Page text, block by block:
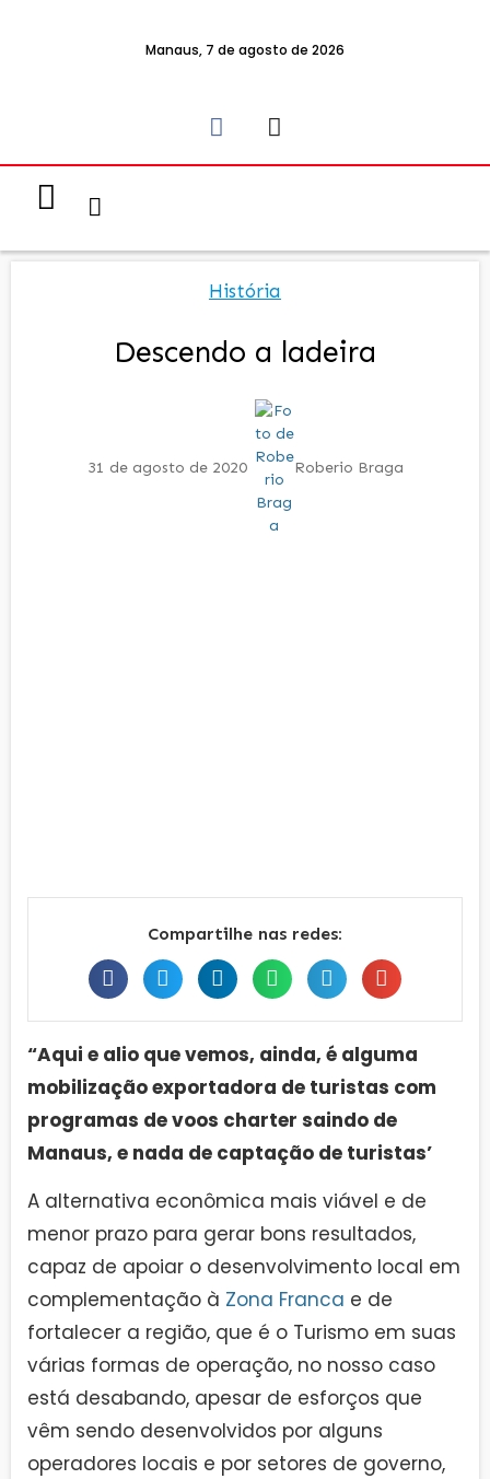
Manaus, 7 de agosto de 2026
História
Descendo a ladeira
31 de agosto de 2020 Roberio Braga
Compartilhe nas redes:
“Aqui e alio que vemos, ainda, é alguma
mobilização exportadora de turistas com
programas de voos charter saindo de
Manaus, e nada de captação de turistas’
A alternativa econômica mais viável e de
menor prazo para gerar bons resultados,
capaz de apoiar o desenvolvimento local em
complementação à Zona Franca e de
fortalecer a região, que é o Turismo em suas
várias formas de operação, no nosso caso
está desabando, apesar de esforços que
vêm sendo desenvolvidos por alguns
operadores locais e por setores de governo,